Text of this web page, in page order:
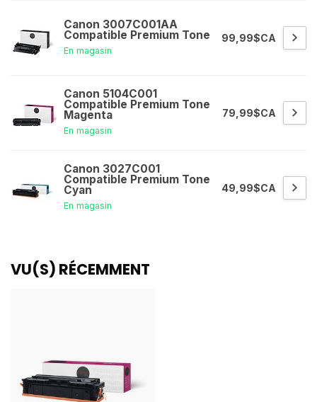
Canon 3007C001AA
Compatible Premium Tone
En magasin
99,99$CA
Canon 5104C001
Compatible Premium Tone
Magenta
En magasin
79,99$CA
Canon 3027C001
Compatible Premium Tone
Cyan
En magasin
49,99$CA
VU(S) RÉCEMMENT